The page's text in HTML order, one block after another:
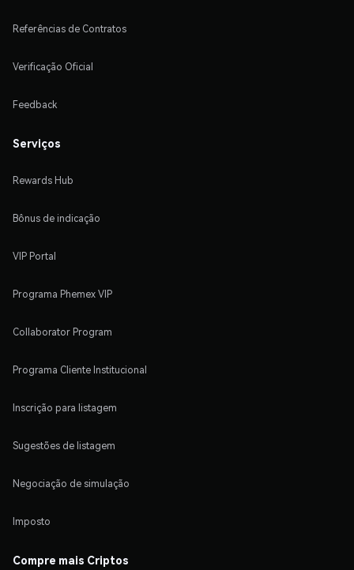
Referências de Contratos
Verificação Oficial
Feedback
Serviços
Rewards Hub
Bônus de indicação
VIP Portal
Programa Phemex VIP
Collaborator Program
Programa Cliente Institucional
Inscrição para listagem
Sugestões de listagem
Negociação de simulação
Imposto
Compre mais Criptos